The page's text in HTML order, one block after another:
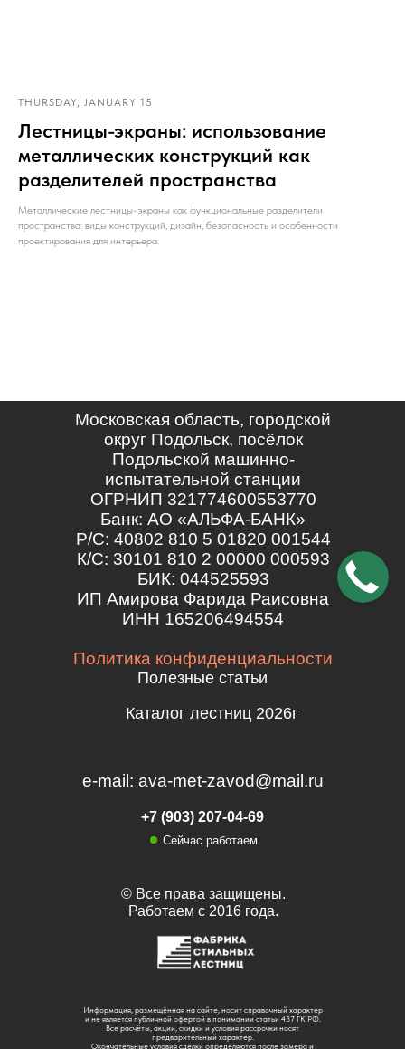
THURSDAY, JANUARY 15
Лестницы-экраны: использование
металлических конструкций как
разделителей пространства
Металлические лестницы-экраны как функциональные разделители
пространства: виды конструкций, дизайн, безопасность и особенности
проектирования для интерьера.
© Все права защищены.
Работаем с 2016 года.
Информация, размещённая на сайте, носит справочный характер
и не является публичной офертой в понимании статьи 437 ГК РФ.
Все расчёты, акции, скидки и условия рассрочки носят
предварительный характер.
Окончательные условия сделки определяются после замера и
Сейчас работаем
Московская область, городской
округ Подольск, посёлок
Подольской машинно-
испытательной станции
ОГРНИП 321774600553770
Банк: АО «АЛЬФА-БАНК»
Р/С: 40802 810 5 01820 001544
К/С: 30101 810 2 00000 000593
БИК: 044525593
ИП Амирова Фарида Раисовна
ИНН 165206494554
Политика конфиденциальности
Полезные статьи
Каталог лестниц 2026г
e-mail: ava-met-zavod@mail.ru
+7 (903) 207-04-69